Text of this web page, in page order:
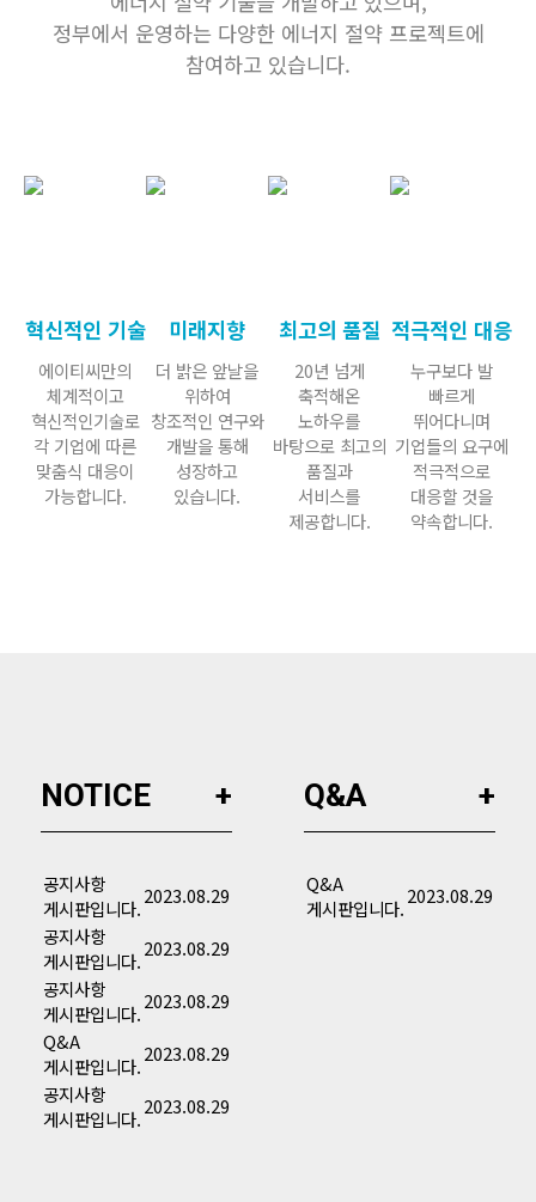
정부에서 운영하는 다양한 에너지 절약 프로젝트에
참여하고 있습니다.
혁신적인 기술
에이티씨만의
체계적이고
혁신적인기술로
각 기업에 따른
맞춤식 대응이
가능합니다.
미래지향
더 밝은 앞날을
위하여
창조적인 연구와
개발을 통해
성장하고
있습니다.
최고의 품질
20년 넘게
축적해온
노하우를
바탕으로 최고의
품질과
서비스를
제공합니다.
적극적인 대응
누구보다 발
빠르게
뛰어다니며
기업들의 요구에
적극적으로
대응할 것을
약속합니다.
NOTICE
공지사항
게시판입니다.
2023.08.29
공지사항
게시판입니다.
2023.08.29
공지사항
게시판입니다.
2023.08.29
Q&A
게시판입니다.
2023.08.29
공지사항
게시판입니다.
2023.08.29
Q&A
Q&A
게시판입니다.
2023.08.29